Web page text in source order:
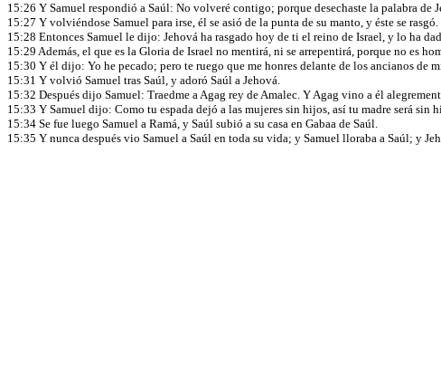
15:26 Y Samuel respondió a Saúl: No volveré contigo; porque desechaste la palabra de
15:27 Y volviéndose Samuel para irse, él se asió de la punta de su manto, y éste se rasgó.
15:28 Entonces Samuel le dijo: Jehová ha rasgado hoy de ti el reino de Israel, y lo ha
15:29 Además, el que es la Gloria de Israel no mentirá, ni se arrepentirá, porque no es
15:30 Y él dijo: Yo he pecado; pero te ruego que me honres delante de los ancianos de
15:31 Y volvió Samuel tras Saúl, y adoró Saúl a Jehová.
15:32 Después dijo Samuel: Traedme a Agag rey de Amalec. Y Agag vino a él
15:33 Y Samuel dijo: Como tu espada dejó a las mujeres sin hijos, así tu madre será
15:34 Se fue luego Samuel a Ramá, y Saúl subió a su casa en Gabaa de Saúl.
15:35 Y nunca después vio Samuel a Saúl en toda su vida; y Samuel lloraba a Saúl; y